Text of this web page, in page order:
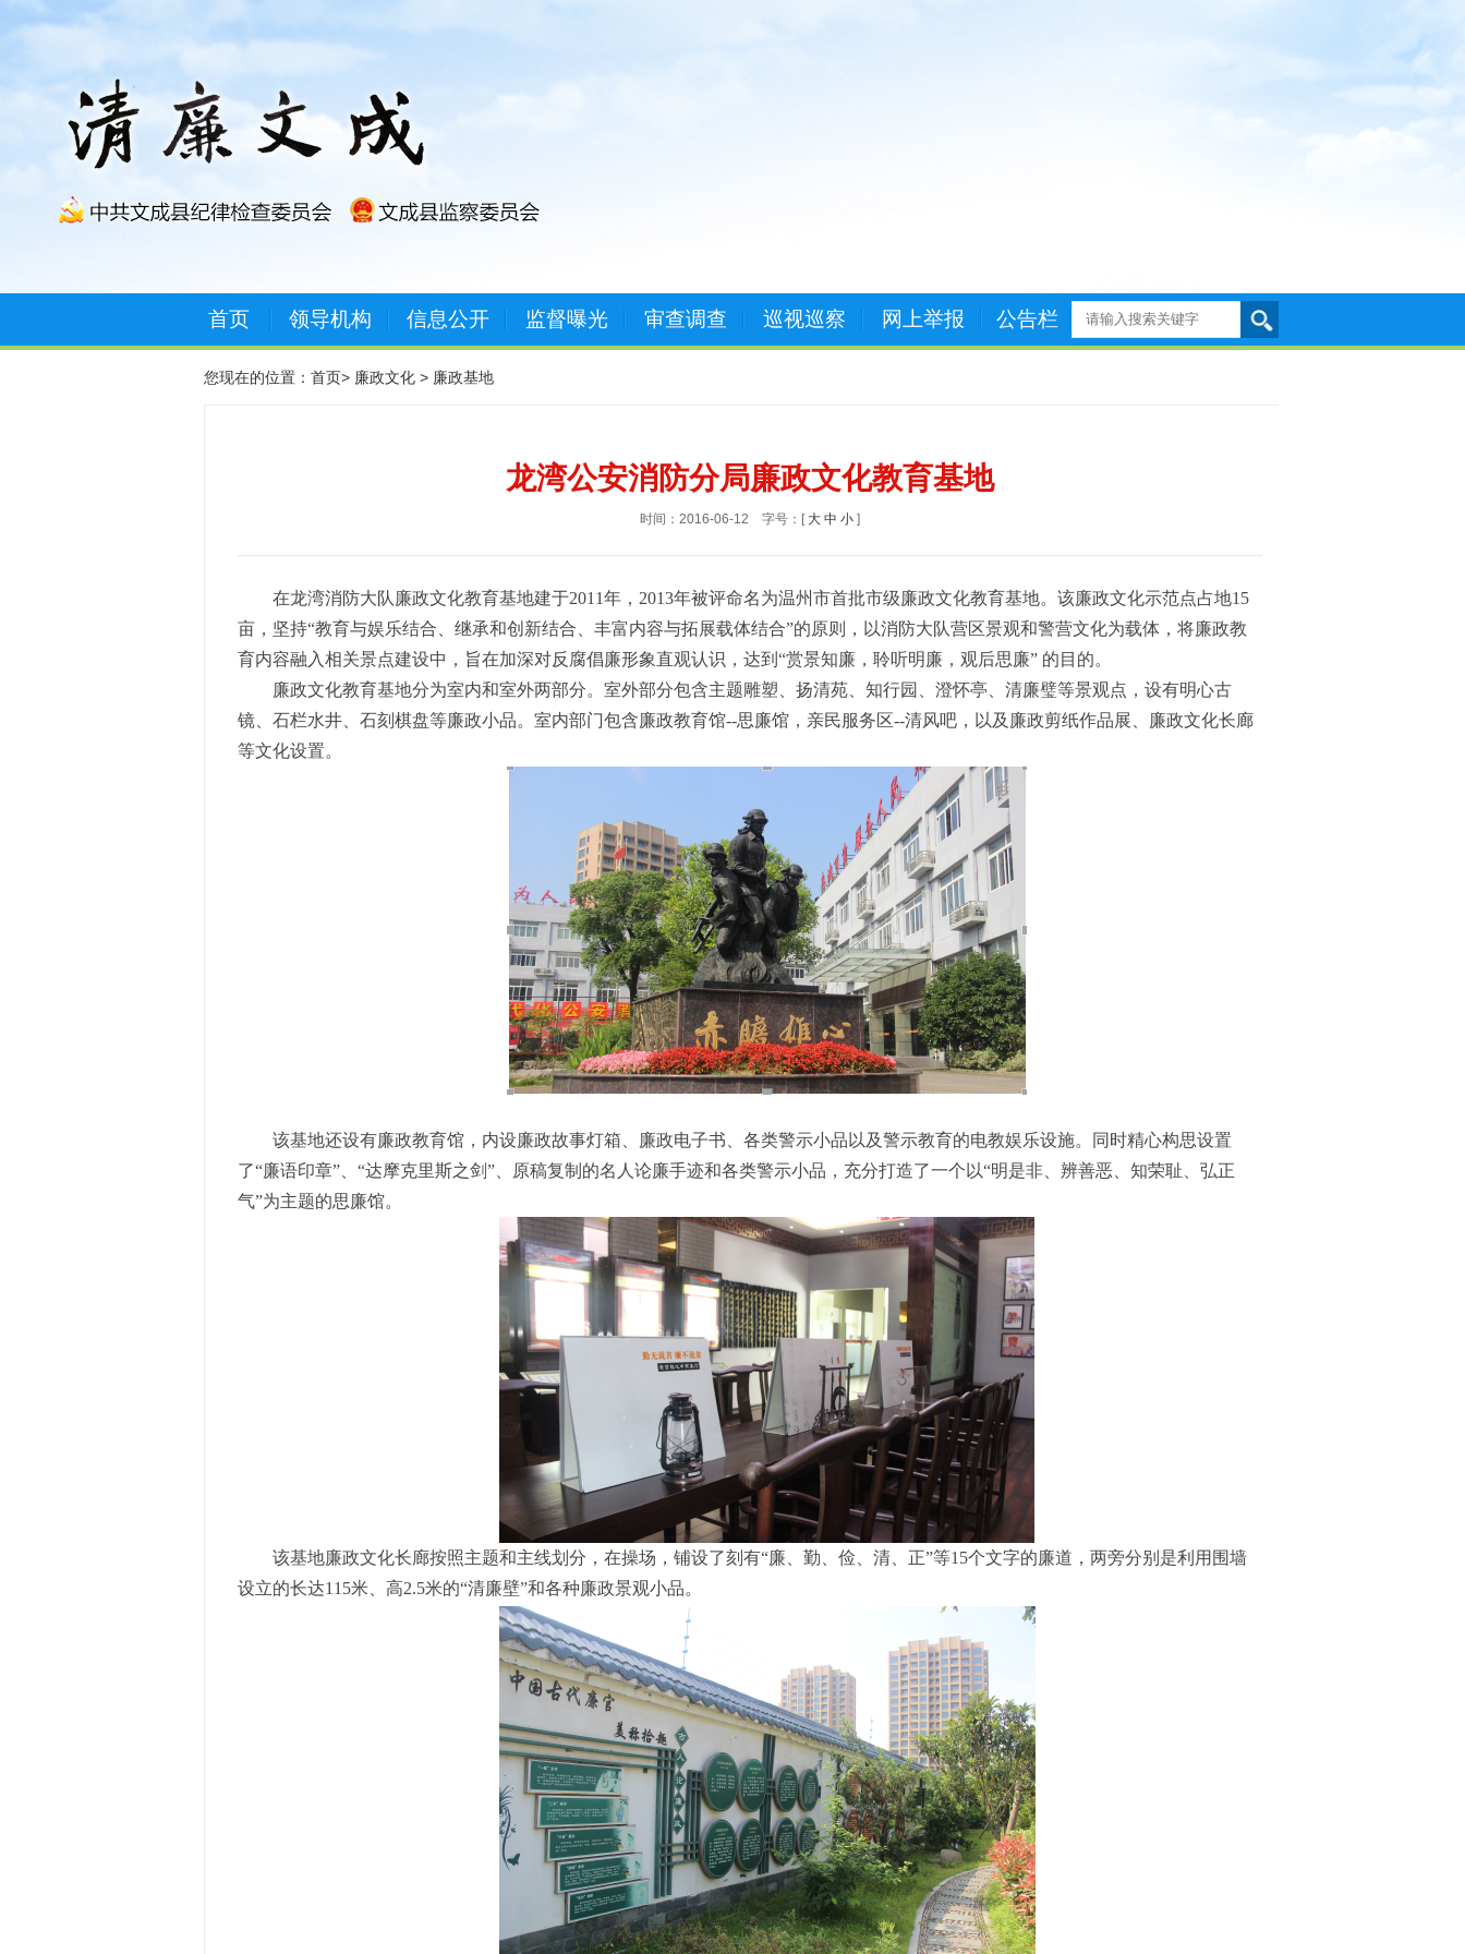
首页 领导机构 信息公开 监督曝光 审查调查 巡视巡察 网上举报 公告栏
您现在的位置： 首页> 廉政文化 > 廉政基地
龙湾公安消防分局廉政文化教育基地
时间：2016-06-12 字号：[ 大 中 小]
在龙湾消防大队廉政文化教育基地建于2011年，2013年被评命名为温州市首批市级廉政文化教育基地。该廉政文化示范点占地15
亩，坚持“教育与娱乐结合、继承和创新结合、丰富内容与拓展载体结合”的原则，以消防大队营区景观和警营文化为载体，将廉政教
育内容融入相关景点建设中，旨在加深对反腐倡廉形象直观认识，达到“赏景知廉，聆听明廉，观后思廉” 的目的。
廉政文化教育基地分为室内和室外两部分。室外部分包含主题雕塑、扬清苑、知行园、澄怀亭、清廉璧等景观点，设有明心古
镜、石栏水井、石刻棋盘等廉政小品。室内部门包含廉政教育馆--思廉馆，亲民服务区--清风吧，以及廉政剪纸作品展、廉政文化长廊
等文化设置。
该基地还设有廉政教育馆，内设廉政故事灯箱、廉政电子书、各类警示小品以及警示教育的电教娱乐设施。同时精心构思设置
了“廉语印章”、“达摩克里斯之剑”、原稿复制的名人论廉手迹和各类警示小品，充分打造了一个以“明是非、辨善恶、知荣耻、弘正
气”为主题的思廉馆。
该基地廉政文化长廊按照主题和主线划分，在操场，铺设了刻有“廉、勤、俭、清、正”等15个文字的廉道，两旁分别是利用围墙
设立的长达115米、高2.5米的“清廉壁”和各种廉政景观小品。